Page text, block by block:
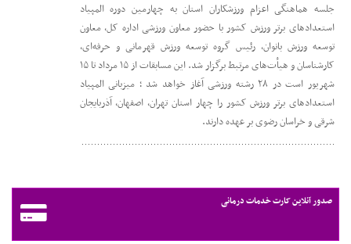
جلسه هماهنگی اعزام ورزشکاران استان به چهارمین دوره المپیاد
استعدادهای برتر ورزش کشور با حضور معاون ورزشی اداره کل، معاون
توسعه ورزش بانوان، رئیس گروه توسعه ورزش قهرمانی و حرفه‌ای،
کارشناسان و هیأت‌های مرتبط برگزار شد. این مسابقات از ۱۵ مرداد تا ۱۵
شهریور است در ۲۸ رشته ورزشی آغاز خواهد شد ؛ میزبانی المپیاد
استعدادهای برتر ورزش کشور را چهار استان تهران، اصفهان، آذربایجان
شرقی و خراسان رضوی بر عهده دارند.
صدور آنلاین کارت خدمات درمانی